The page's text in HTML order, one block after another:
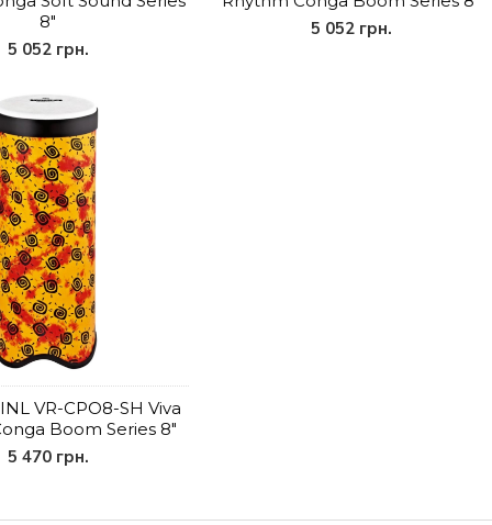
8"
5 052 грн.
5 052 грн.
VR-CPO8-SH Viva
Boom Series 8"
5 470 грн.